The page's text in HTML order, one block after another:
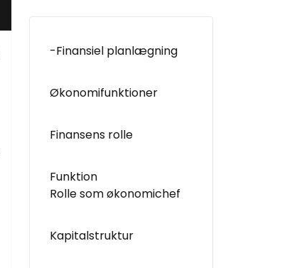
-Finansiel planlægning
Økonomifunktioner
Finansens rolle
Funktion
Rolle som økonomichef
Kapitalstruktur